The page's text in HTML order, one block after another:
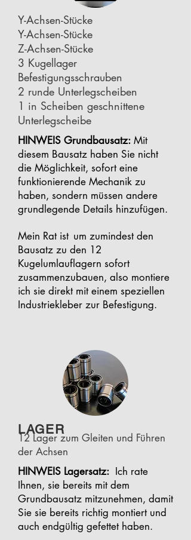
Y-Achsen-Stücke
Y-Achsen-Stücke
Z-Achsen-Stücke
3 Kugellager
Befestigungsschrauben
2 runde Unterlegscheiben
1 in Scheiben geschnittene
Unterlegscheibe
HINWEIS Grundbausatz: Mit
diesem Bausatz haben Sie nicht
die Möglichkeit, sofort eine
funktionierende Mechanik zu
haben, sondern müssen andere
grundlegende Details hinzufügen.
Mein Rat ist um zumindest den
Bausatz zu den 12
Kugelumlauflagern sofort
zusammenzubauen, also montiere
ich sie direkt mit einem speziellen
Industriekleber zur Befestigung.
LAGER
12 Lager zum Gleiten und Führen
der Achsen
HINWEIS Lagersatz: Ich rate
Ihnen, sie bereits mit dem
Grundbausatz mitzunehmen, damit
Sie sie bereits richtig montiert und
auch endgültig gefettet haben.